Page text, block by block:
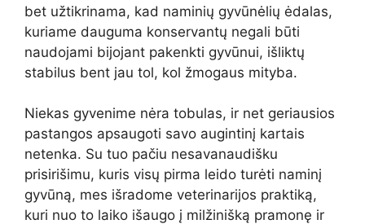
bet užtikrinama, kad naminių gyvūnėlių ėdalas,
kuriame dauguma konservantų negali būti
naudojami bijojant pakenkti gyvūnui, išliktų
stabilus bent jau tol, kol žmogaus mityba.
Niekas gyvenime nėra tobulas, ir net geriausios
pastangos apsaugoti savo augintinį kartais
netenka. Su tuo pačiu nesavanaudišku
prisirišimu, kuris visų pirma leido turėti naminį
gyvūną, mes išradome veterinarijos praktiką,
kuri nuo to laiko išaugo į milžinišką pramonę ir